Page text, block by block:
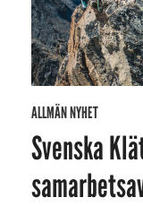
ALLMÄN NYHET
Svenska